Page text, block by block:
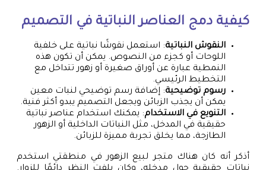
كيفية دمج العناصر النباتية في التصميم
النقوش النباتية: استعمل نقوشًا نباتية على خلفية
اللوحات أو كجزء من النصوص. يمكن أن تكون هذه
النمطية عبارة عن أوراق صغيرة أو زهور تتداخل مع
التخطيط الرئيسي.
رسوم توضيحية: إضافة رسم توضيحي لنبات معين
يمكن أن يجذب الزبائن ويجعل التصميم يبدو أكثر فنية.
التنويع في الاستخدام: يمكنك استخدام عناصر نباتية
حقيقية في المدخل، مثل النباتات الداخلية أو الزهور
الطازجة، مما يخلق تجربة مميزة للزبائن.
أذكر أنه كان هناك متجر لبيع الزهور في منطقتي استخدم